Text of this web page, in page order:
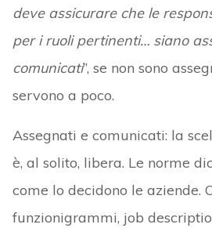
deve assicurare che le
per i ruoli pertinenti… siano
comunicati”, se non sono
servono a poco.
Assegnati e comunicati: la
è, al solito, libera. Le norme
come lo decidono le aziende.
funzionigrammi, job